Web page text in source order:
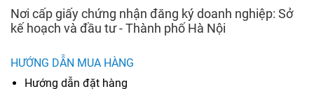
Nơi cấp giấy chứng nhận đăng ký doanh nghiệp: Sở
kế hoạch và đầu tư - Thành phố Hà Nội
HƯỚNG DẪN MUA HÀNG
Hướng dẫn đặt hàng